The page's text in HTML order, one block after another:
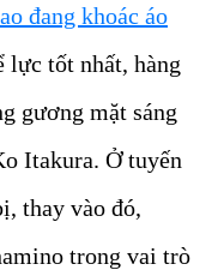
đang khoác áo
lực tốt nhất, hàng
gương mặt sáng
Itakura. Ở tuyến
thay vào đó,
trong vai trò